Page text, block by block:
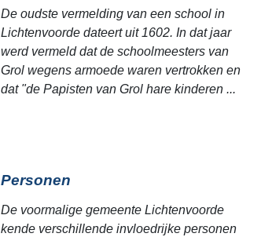
De oudste vermelding van een school in
Lichtenvoorde dateert uit 1602. In dat jaar
werd vermeld dat de schoolmeesters van
Grol wegens armoede waren vertrokken en
dat "de Papisten van Grol hare kinderen ...
Personen
De voormalige gemeente Lichtenvoorde
kende verschillende invloedrijke personen